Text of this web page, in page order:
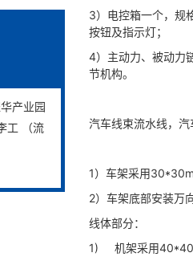
产业园
工 （流
3）电控箱一个，规
按钮及指示灯；
4）主动力、被动力
节机构。
汽车线束流水线，汽
1）车架采用
2）车架底部安装万
线体部分：
1) 机架采用